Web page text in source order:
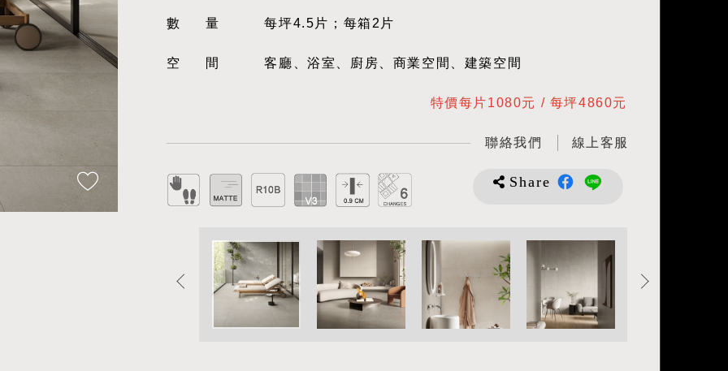
數量 每坪4.5片；每箱2片
空間 客廳、浴室、廚房、商業空間、建築空間
特價每片1080元 / 每坪4860元
聯絡我們 線上客服
Share